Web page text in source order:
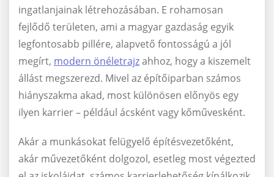
ingatlanjainak létrehozásában. E rohamosan
fejlődő területen, ami a magyar gazdaság egyik
legfontosabb pillére, alapvető fontosságú a jól
megírt, modern önéletrajzahhoz, hogy a kiszemelt
állást megszerezd. Mivel az építőiparban számos
hiányszakma akad, most különösen előnyös egy
ilyen karrier – például ácsként vagy kőművesként.
Akár a munkásokat felügyelő építésvezetőként,
akár művezetőként dolgozol, esetleg most végezted